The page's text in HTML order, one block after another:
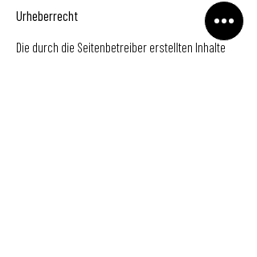
Urheberrecht
Die durch die Seitenbetreiber erstellten Inhalte